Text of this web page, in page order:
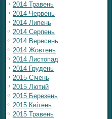
2014 Травень
2014 Червень
2014 Липень
2014 Серпень
2014 Вересень
2014 Жовтень
2014 Листопад
2014 Грудень
2015 Січень
2015 Лютий
2015 Березень
2015 Квітень
2015 Травень